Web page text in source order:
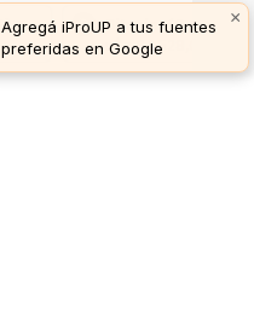
×
Agregá iProUP a tus fuentes
preferidas en Google
Bitcoin
(0,67%)
u$s 64.528,00